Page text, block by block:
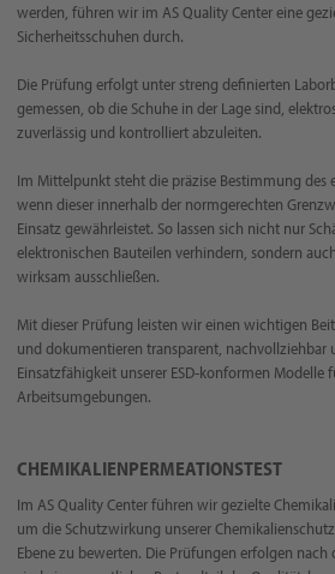
werden, führen wir im AS Quality Center eine
Sicherheitsschuhen durch.
Die Prüfung erfolgt unter streng definierten
gemessen, ob die Schuhe in der Lage sind,
zuverlässig und kontrolliert abzuleiten.
Im Mittelpunkt steht die präzise Bestimmung des
wenn dieser innerhalb der normgerechten
Einsatz gewährleistet. So lassen sich nicht nur
elektronischen Bauteilen verhindern, sondern
wirksam ausschließen.
Mit dieser Prüfung leisten wir einen wichtigen
und dokumentieren transparent,
Einsatzfähigkeit unserer ESD-konformen Modelle
Arbeitsumgebungen.
CHEMIKALIENPERMEATIONSTEST
Im AS Quality Center führen wir gezielte
um die Schutzwirkung unserer
Ebene zu bewerten. Die Prüfungen erfolgen nach